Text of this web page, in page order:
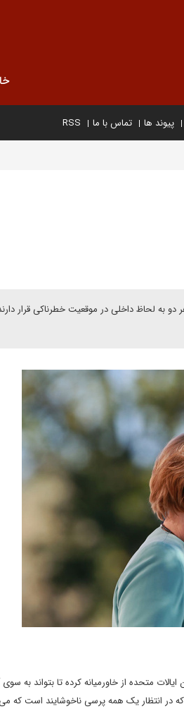
پیوند ها تماس با ما RSS
دو به لحاظ داخلی در موقعیت خطرناکی قرار
متحده از خاورمیانه کرده تا بتواند به سوی
در انتظار یک همه پرسی ناخوشایند است که می